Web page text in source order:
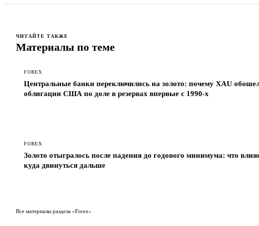
ЧИТАЙТЕ ТАКЖЕ
Материалы по теме
FOREX
Центральные банки переключились на золото: почему XAU
облигации США по доле в резервах впервые с 1990-х
FOREX
Золото отыгралось после падения до годового минимума: что
куда двинуться дальше
Все материалы раздела «Forex»